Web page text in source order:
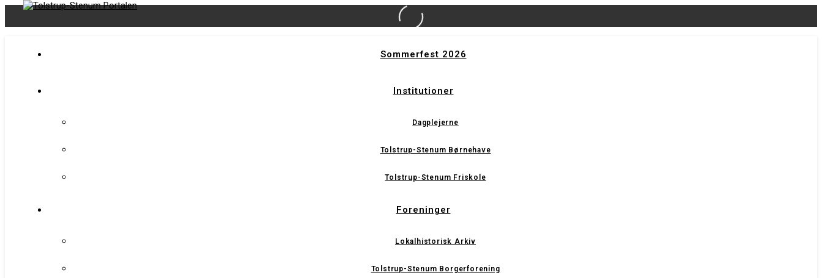
Sommerfest 2026
Institutioner
Dagplejerne
Tolstrup-Stenum Børnehave
Tolstrup-Stenum Friskole
Foreninger
Lokalhistorisk Arkiv
Tolstrup-Stenum Borgerforening